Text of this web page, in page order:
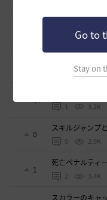
Go to
Stay on
2.8K
3.2K
4
1 3.2K
0
スキルジャンプ
0 2.9K
1
死亡ペナルティ
2 3.4K
スカラーのキャ